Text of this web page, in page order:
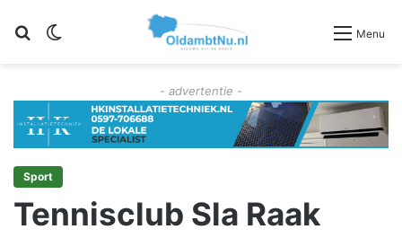
Zoeken Menu
- advertentie -
Sport
Tennisclub Sla Raak